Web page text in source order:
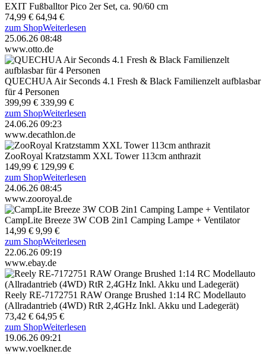
EXIT Fußballtor Pico 2er Set, ca. 90/60 cm
74,99 € 64,94 €
zum ShopWeiterlesen
25.06.26 08:48
www.otto.de
QUECHUA Air Seconds 4.1 Fresh & Black Familienzelt aufblasbar
für 4 Personen
399,99 € 339,99 €
zum ShopWeiterlesen
24.06.26 09:23
www.decathlon.de
ZooRoyal Kratzstamm XXL Tower 113cm anthrazit
149,99 € 129,99 €
zum ShopWeiterlesen
24.06.26 08:45
www.zooroyal.de
CampLite Breeze 3W COB 2in1 Camping Lampe + Ventilator
14,99 € 9,99 €
zum ShopWeiterlesen
22.06.26 09:19
www.ebay.de
Reely RE-7172751 RAW Orange Brushed 1:14 RC Modellauto
(Allradantrieb (4WD) RtR 2,4GHz Inkl. Akku und Ladegerät)
73,42 € 64,95 €
zum ShopWeiterlesen
19.06.26 09:21
www.voelkner.de